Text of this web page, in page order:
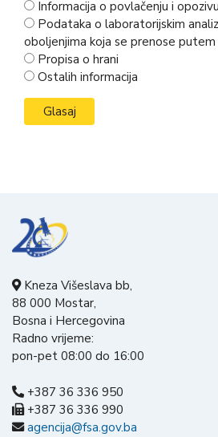
Informacija o povlačenju i
Podataka o laboratorijskim
oboljenjima koja se prenose putem
Propisa o hrani
Ostalih informacija
Kneza Višeslava bb,
88 000 Mostar,
Bosna i Hercegovina
Radno vrijeme:
pon-pet 08:00 do 16:00
+387 36 336 950
+387 36 336 990
agencija@fsa.gov.ba